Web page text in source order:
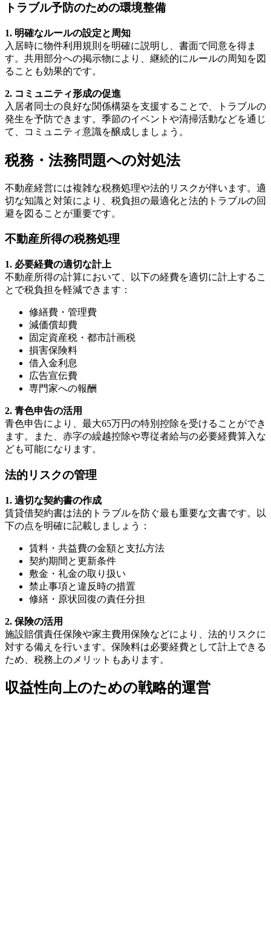
トラブル予防のための環境整備
1. 明確なルールの設定と周知
入居時に物件利用規則を明確に説明し、書面で同意を得ま
す。共用部分への掲示物により、継続的にルールの周知を図
ることも効果的です。
2. コミュニティ形成の促進
入居者同士の良好な関係構築を支援することで、トラブルの
発生を予防できます。季節のイベントや清掃活動などを通じ
て、コミュニティ意識を醸成しましょう。
税務・法務問題への対処法
不動産経営には複雑な税務処理や法的リスクが伴います。適
切な知識と対策により、税負担の最適化と法的トラブルの回
避を図ることが重要です。
不動産所得の税務処理
1. 必要経費の適切な計上
不動産所得の計算において、以下の経費を適切に計上するこ
とで税負担を軽減できます：
修繕費・管理費
減価償却費
固定資産税・都市計画税
損害保険料
借入金利息
広告宣伝費
専門家への報酬
2. 青色申告の活用
青色申告により、最大65万円の特別控除を受けることができ
ます。また、赤字の繰越控除や専従者給与の必要経費算入な
ども可能になります。
法的リスクの管理
1. 適切な契約書の作成
賃貸借契約書は法的トラブルを防ぐ最も重要な文書です。以
下の点を明確に記載しましょう：
賃料・共益費の金額と支払方法
契約期間と更新条件
敷金・礼金の取り扱い
禁止事項と違反時の措置
修繕・原状回復の責任分担
2. 保険の活用
施設賠償責任保険や家主費用保険などにより、法的リスクに
対する備えを行います。保険料は必要経費として計上できる
ため、税務上のメリットもあります。
収益性向上のための戦略的運営